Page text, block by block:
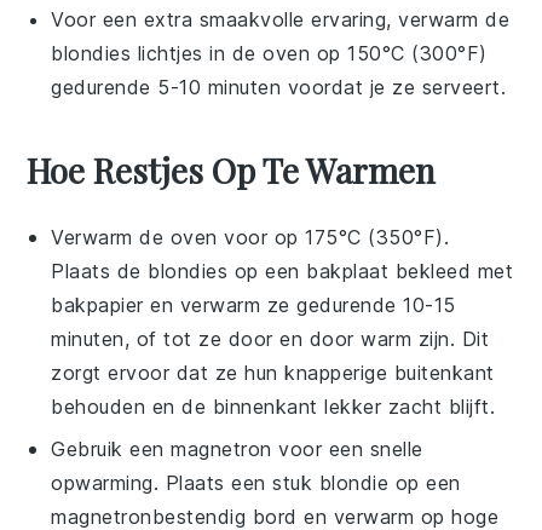
Voor een extra smaakvolle ervaring, verwarm de
blondies lichtjes in de oven op 150°C (300°F)
gedurende 5-10 minuten voordat je ze serveert.
Hoe Restjes Op Te Warmen
Verwarm de oven voor op 175°C (350°F).
Plaats de blondies op een bakplaat bekleed met
bakpapier en verwarm ze gedurende 10-15
minuten, of tot ze door en door warm zijn. Dit
zorgt ervoor dat ze hun knapperige buitenkant
behouden en de binnenkant lekker zacht blijft.
Gebruik een magnetron voor een snelle
opwarming. Plaats een stuk blondie op een
magnetronbestendig bord en verwarm op hoge